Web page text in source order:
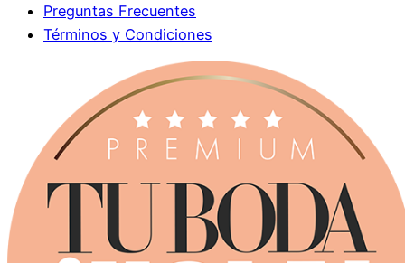
Preguntas Frecuentes
Términos y Condiciones